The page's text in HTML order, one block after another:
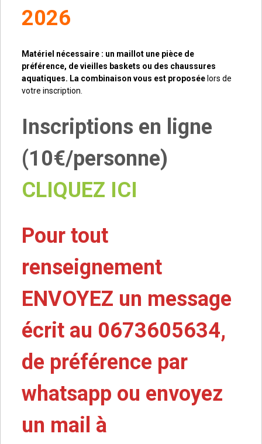
2026
Matériel nécessaire : un maillot une pièce de
préférence, de vieilles baskets ou des chaussures
aquatiques. La combinaison vous est proposée lors de
votre inscription.
Inscriptions en ligne
(10€/personne)
CLIQUEZ ICI
Pour tout
renseignement
ENVOYEZ un message
écrit au 0673605634,
de préférence par
whatsapp ou envoyez
un mail à